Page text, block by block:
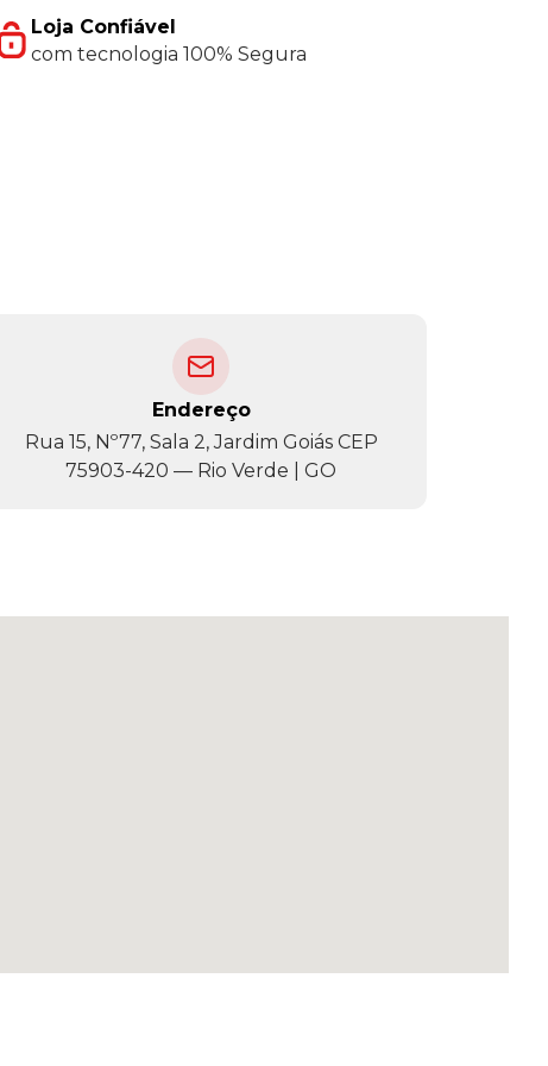
Loja Confiável
com tecnologia 100% Segura
Endereço
Rua 15, Nº77, Sala 2, Jardim Goiás CEP
75903-420 — Rio Verde | GO